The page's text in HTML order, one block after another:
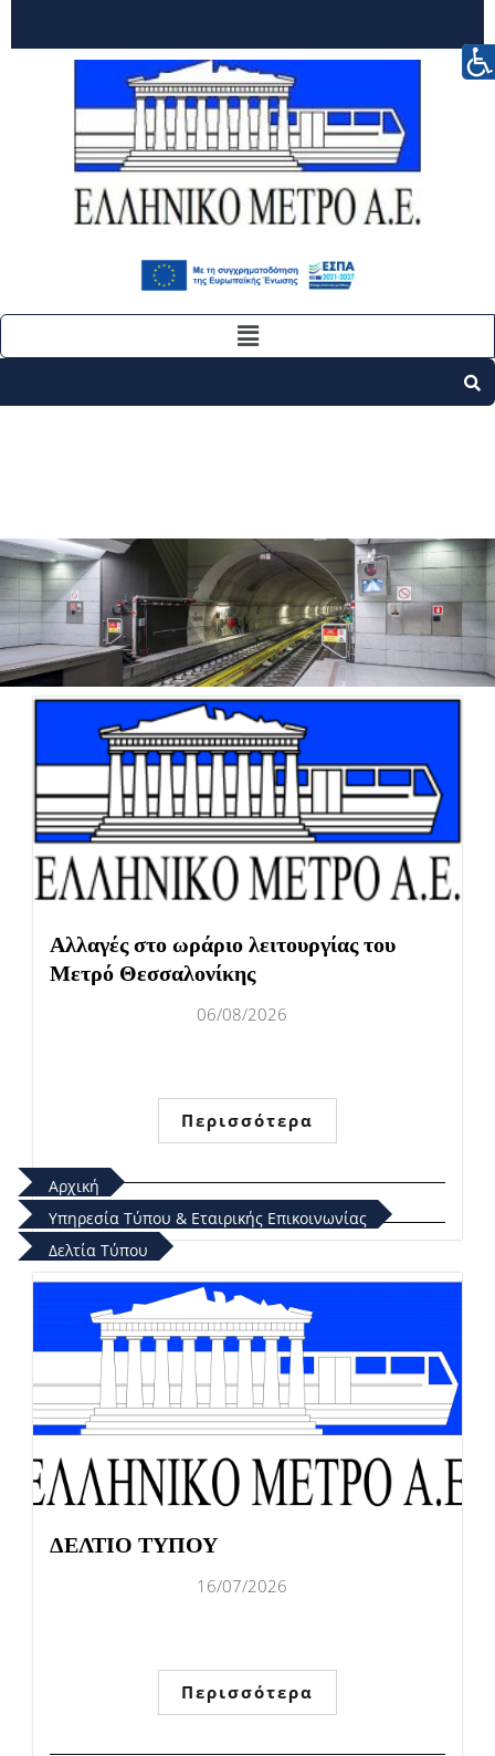
Αρχική
Υπηρεσία Τύπου & Εταιρικής Επικοινωνίας
Δελτία Τύπου
Δελτία Τύπου
Αλλαγές στο ωράριο λειτουργίας του
Μετρό Θεσσαλονίκης
06/08/2026
Περισσότερα
ΔΕΛΤΙΟ ΤΥΠΟΥ
16/07/2026
Περισσότερα